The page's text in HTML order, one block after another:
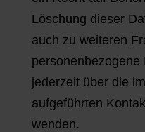
Löschung dieser
auch zu weiteren
personenbezogene
jederzeit über die
aufgeführten
wenden.